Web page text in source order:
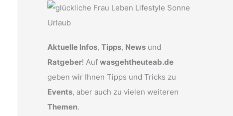
Aktuelle Infos, Tipps, News und
Ratgeber! Auf wasgehtheuteab.de
geben wir Ihnen Tipps und Tricks zu
Events, aber auch zu vielen weiteren
Themen.